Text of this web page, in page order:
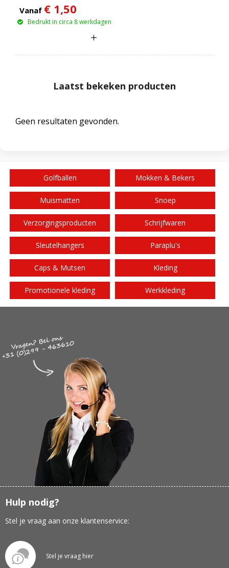
Vanaf € 1,50
Bedrukt in circa 8 werkdagen
Laatst bekeken producten
Geen resultaten gevonden.
Golfballen Mokken & Bekers
Muismatten Snoep
Verzorgingsproducten Schrijfwaren
Sleutelhangers Paraplu's
Caps & Mutsen Kleding
Promotionele kleding Werkkleding
Hulp nodig?
Stel je vraag aan onze klantenservice:
Stel je vraag hier